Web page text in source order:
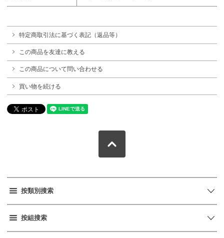
特定商取引法に基づく表記（返品等）
この商品を友達に教える
この商品について問い合わせる
買い物を続ける
按類別搜索
按組搜索